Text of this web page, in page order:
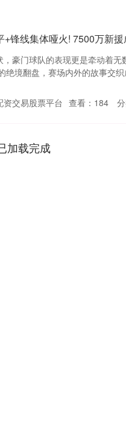
锋线集体哑火! 7500万新
豪门球队的表现更是牵动着无
绝境翻盘，赛场内外的故事交
资交易股票平台 查看： 184
加载完成